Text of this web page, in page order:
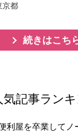
京都
続きはこち
気記事ラン
利屋を卒業して